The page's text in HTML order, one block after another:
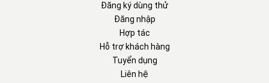
Đăng ký dùng thử
Đăng nhập
Hợp tác
Hỗ trợ khách hàng
Tuyển dụng
Liên hệ